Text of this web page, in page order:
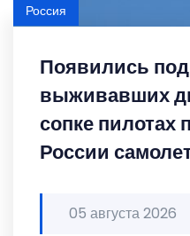
Появились
выживавших
сопке пилотах
России
05 августа 2026
Россия